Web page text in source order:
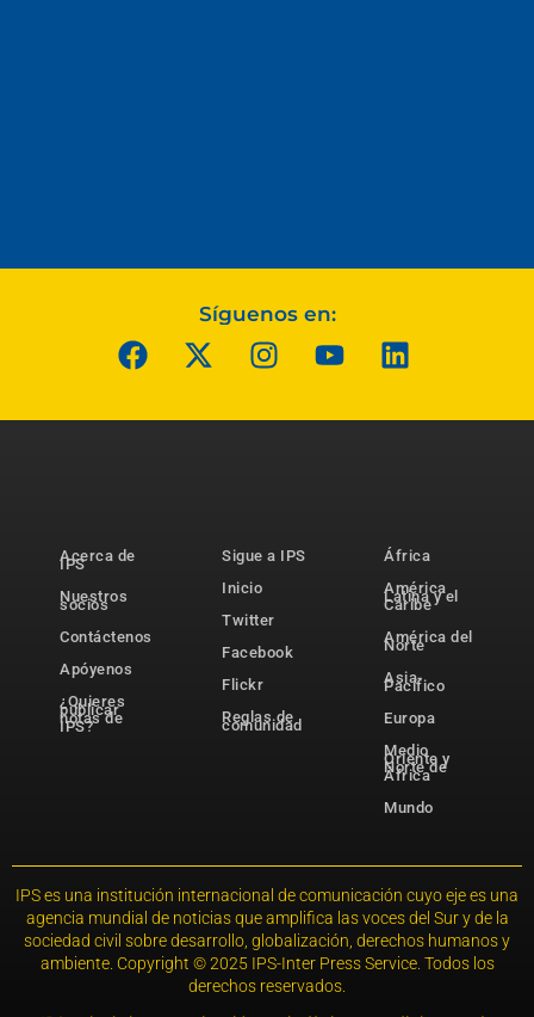
Síguenos en:
Acerca de
IPS
Nuestros
socios
Contáctenos
Apóyenos
¿Quieres
publicar
notas de
IPS?
Sigue a IPS
Inicio
Twitter
Facebook
Flickr
Reglas de
comunidad
África
América
Latina y el
Caribe
América del
Norte
Asia-
Pacífico
Europa
Medio
Oriente y
Norte de
África
Mundo
IPS es una institución internacional de comunicación cuyo eje es una
agencia mundial de noticias que amplifica las voces del Sur y de la
sociedad civil sobre desarrollo, globalización, derechos humanos y
ambiente. Copyright © 2025 IPS-Inter Press Service. Todos los
derechos reservados.